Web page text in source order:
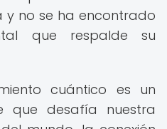
no se ha encontrado
que respalde su
cuántico es un
que desafía nuestra